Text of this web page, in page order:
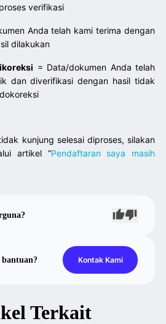
verifikasi
Anda telah kami terima dengan
dilakukan
= Data/dokumen Anda telah
dan diverifikasi dengan hasil tidak
kunjung selesai diproses, silakan
artikel “Pendaftaran saya masih
Kontak Kami
Terkait